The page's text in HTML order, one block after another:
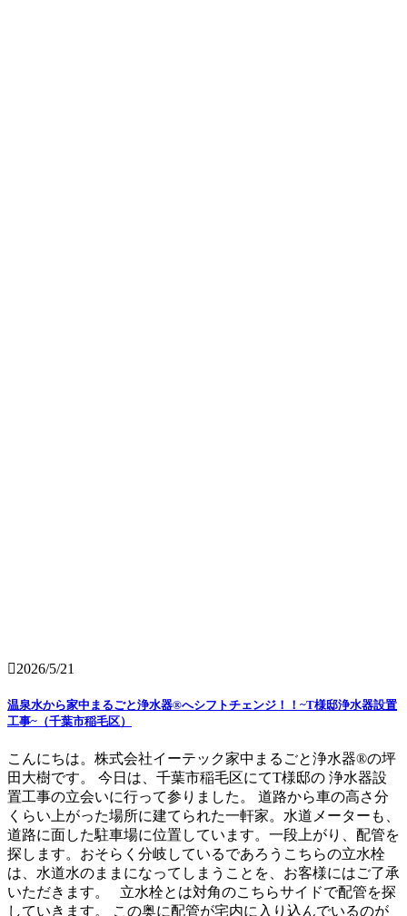
2026/5/21
温泉水から家中まるごと浄水器®へシフトチェンジ！！~T様邸浄水器設置
工事~（千葉市稲毛区）
こんにちは。株式会社イーテック家中まるごと浄水器®の坪
田大樹です。 今日は、千葉市稲毛区にてT様邸の 浄水器設
置工事の立会いに行って参りました。 道路から車の高さ分
くらい上がった場所に建てられた一軒家。水道メーターも、
道路に面した駐車場に位置しています。一段上がり、配管を
探します。おそらく分岐しているであろうこちらの立水栓
は、水道水のままになってしまうことを、お客様にはご了承
いただきます。 立水栓とは対角のこちらサイドで配管を探
していきます。 この奥に配管が宅内に入り込んでいるのが